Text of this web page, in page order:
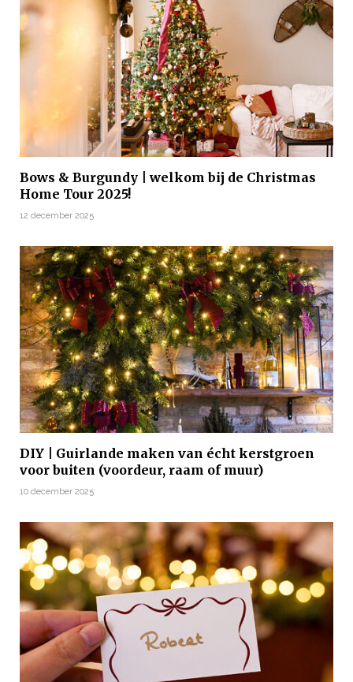
Bows & Burgundy | welkom bij de Christmas
Home Tour 2025!
12 december 2025
DIY | Guirlande maken van écht kerstgroen
voor buiten (voordeur, raam of muur)
10 december 2025